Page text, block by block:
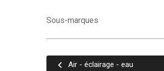
Sous-marques
Air - éclairage - eau